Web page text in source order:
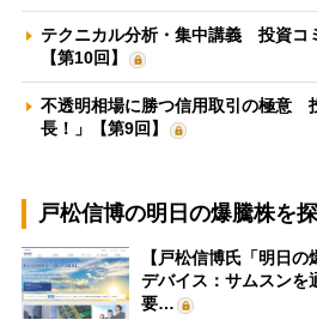
テクニカル分析・集中講義 投資コ
【第10回】
不透明相場に勝つ信用取引の極意
長！」【第9回】
戸松信博の明日の爆騰株を探
【戸松信博氏「明日
デバイス：サムスンを
要…